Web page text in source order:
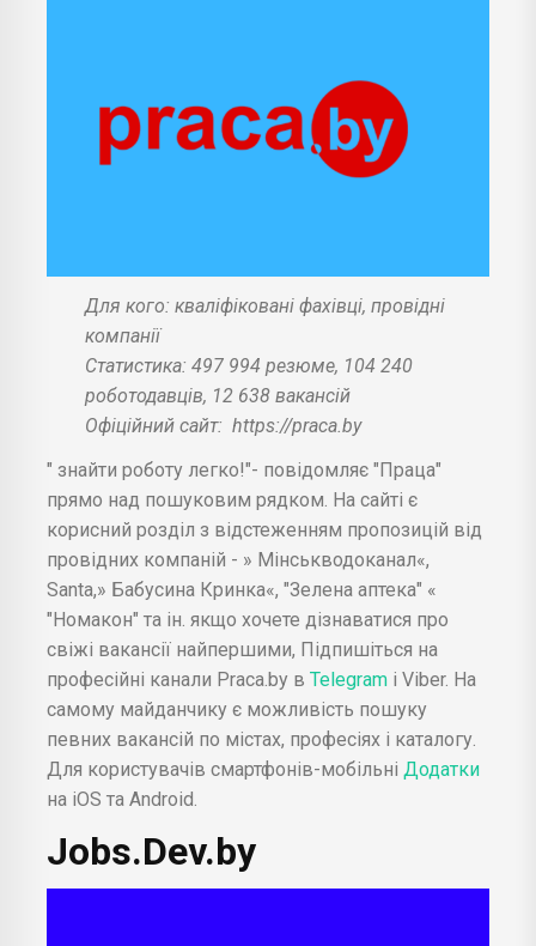
Для кого: кваліфіковані фахівці, провідні
компанії
Статистика: 497 994 резюме, 104 240
роботодавців, 12 638 вакансій
Офіційний сайт: https://praca.by
" знайти роботу легко!"- повідомляє "Праца"
прямо над пошуковим рядком. На сайті є
корисний розділ з відстеженням пропозицій від
провідних компаній - » Мінськводоканал«,
Santa,» Бабусина Кринка«, "Зелена аптека" «
"Номакон" та ін. якщо хочете дізнаватися про
свіжі вакансії найпершими, Підпишіться на
професійні канали Praca.by в Telegram і Viber. На
самому майданчику є можливість пошуку
певних вакансій по містах, професіях і каталогу.
Для користувачів смартфонів-мобільні Додатки
на iOS та Android.
Jobs.Dev.by